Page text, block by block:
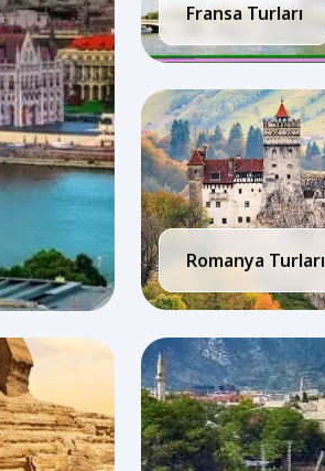
Fransa Turları
Romanya Turları